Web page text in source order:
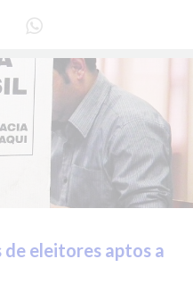
eleitores aptos a